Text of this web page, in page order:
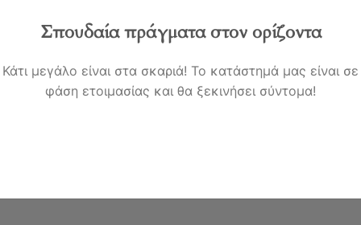
Σπουδαία πράγματα στον ορίζοντα
Κάτι μεγάλο είναι στα σκαριά! Το κατάστημά μας είναι σε
φάση ετοιμασίας και θα ξεκινήσει σύντομα!